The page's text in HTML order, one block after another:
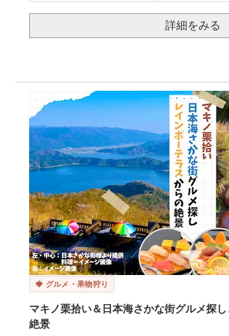
詳細をみる
🍓 グルメ・果物狩り
マキノ栗拾い＆日本海さかな街グルメ探
絶景